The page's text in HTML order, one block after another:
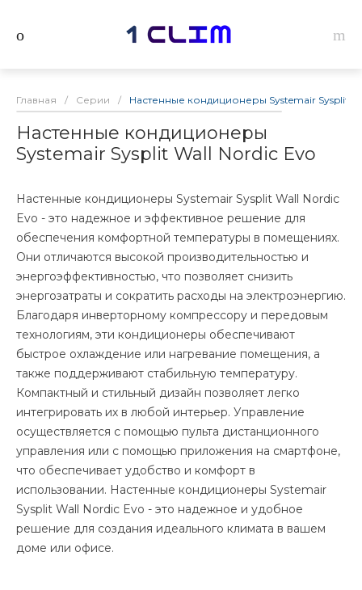
Главная / Серии / Настенные кондиционеры Systemair Sysplit
Настенные кондиционеры
Systemair Sysplit Wall Nordic Evo
Настенные кондиционеры Systemair Sysplit Wall Nordic
Evo - это надежное и эффективное решение для
обеспечения комфортной температуры в помещениях.
Они отличаются высокой производительностью и
энергоэффективностью, что позволяет снизить
энергозатраты и сократить расходы на электроэнергию.
Благодаря инверторному компрессору и передовым
технологиям, эти кондиционеры обеспечивают
быстрое охлаждение или нагревание помещения, а
также поддерживают стабильную температуру.
Компактный и стильный дизайн позволяет легко
интегрировать их в любой интерьер. Управление
осуществляется с помощью пульта дистанционного
управления или с помощью приложения на смартфоне,
что обеспечивает удобство и комфорт в
использовании. Настенные кондиционеры Systemair
Sysplit Wall Nordic Evo - это надежное и удобное
решение для создания идеального климата в вашем
доме или офисе.